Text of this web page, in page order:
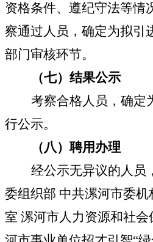
资格条件、遵纪守法等情
察通过人员，确定为拟引
部门审核环节。
（七）结果公示
考察合格人员，确定
行公示。
（八）聘用办理
经公示无异议的人员
委组织部 中共漯河市委
室 漯河市人力资源和社会